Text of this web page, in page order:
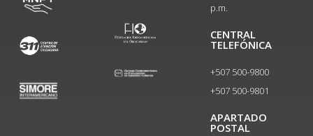
p.m.
CENTRAL
TELEFÓNICA
+507 500-9800
+507 500-9801​
APARTADO
POSTAL